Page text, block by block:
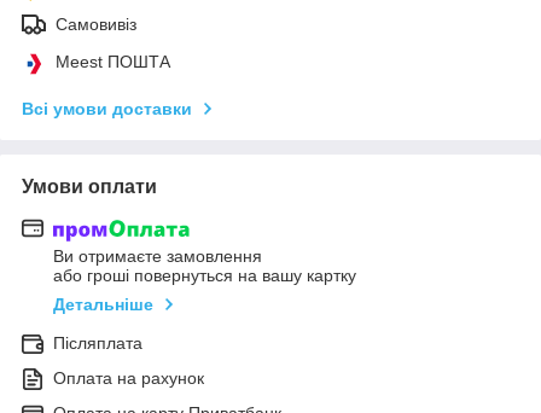
Самовивіз
Meest ПОШТА
Всі умови доставки
Умови оплати
Ви отримаєте замовлення
або гроші повернуться на вашу картку
Детальніше
Післяплата
Оплата на рахунок